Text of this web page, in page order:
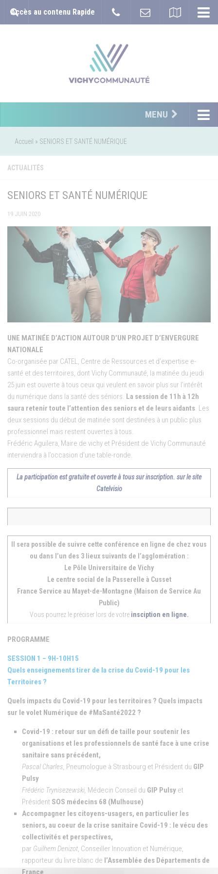
Accès au contenu Rapide
MENU
Accueil » SENIORS ET SANTÉ NUMÉRIQUE
ACTUALITÉS
SENIORS ET SANTÉ NUMÉRIQUE
19 JUIN 2020
UNE MATINÉE D’ACTION AUTOUR D’UN PROJET D’ENVERGURE
NATIONALE
Co-organisée par CATEL, Centre de Ressources et d’expertise e-
santé et des territoires, dont Vichy Communauté, la matinée du jeudi
25 juin est ouverte à tous ceux qui veulent en savoir plus sur l’intérêt
du numérique dans la santé des séniors. La session de 11h à 12h
saura retenir toute l’attention des seniors et de leurs aidants. Les
deux sessions du début de matinée sont destinées à un public plus
professionnel mais restent ouvertes à tous.
Frédéric Aguilera, Maire de vichy et Président de Vichy Communauté
interviendra à l’occasion d’une table-ronde.
La participation est gratuite et ouverte à tous sur inscription. sur le site
Catelvisio
Il sera possible de suivre cette conférence en ligne de chez vous
ou dans l’un des 3 lieux suivants de l’agglomération :
Le Pôle Universitaire de Vichy
Le centre social de la Passerelle à Cusset
France Service au Mayet-de-Montagne (Maison de Service Au
Public)
Vous pourrez le préciser lors de votre insciption en ligne.
PROGRAMME
SESSION 1 – 9H-10H15
Quels enseignements tirer de la crise du Covid-19 pour les
Territoires ?
Quels impacts du Covid-19 pour les territoires ? Quels impacts
sur le volet Numérique de #MaSanté2022 ?
Covid-19 : retour sur un défi de taille pour soutenir les
organisations et les professionnels de santé face à une crise
sanitaire sans précédent,
Pascal Charles, Pneumologue à Strasbourg et Président du GIP
Pulsy
Frédéric Trynisezewski, Médecin Conseil du GIP Pulsy et
Président SOS médecins 68 (Mulhouse)
Accompagner les citoyens-usagers, en particulier les
seniors, au coeur de la crise sanitaire Covid-19 : le vécu des
collectivités et perspectives,
par Guilhem Denizot, Conseiller Innovation et Numérique,
rapporteur du livre blanc de l’Assemblée des Départements de
France